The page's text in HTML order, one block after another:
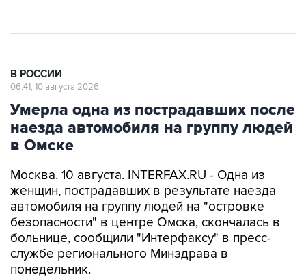
В РОССИИ
06:41, 10 августа 2026
Умерла одна из пострадавших после
наезда автомобиля на группу людей
в Омске
Москва. 10 августа. INTERFAX.RU - Одна из
женщин, пострадавших в результате наезда
автомобиля на группу людей на "островке
безопасности" в центре Омска, скончалась в
больнице, сообщили "Интерфаксу" в пресс-
службе регионального Минздрава в
понедельник.